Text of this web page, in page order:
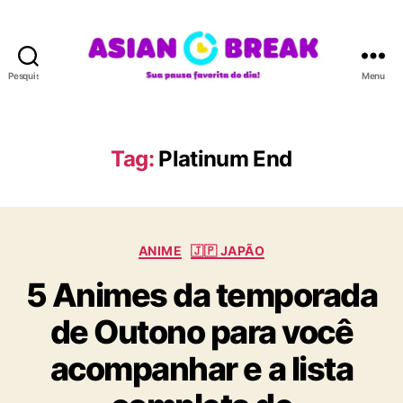
Pesquisar
A
N
R
A
Menu
Tag: Platinum End
C
t
e
g
o
r
i
ANIME 🇯🇵 JAPÃO
5 Animes da temporada
de Outono para você
acompanhar e a lista